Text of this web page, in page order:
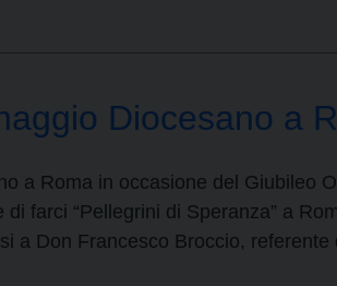
Diocesano a
a Roma in occasione del Giubileo
farci “Pellegrini di Speranza” a
a Don Francesco Broccio,